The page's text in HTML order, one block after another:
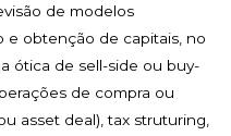
de modelos
e obtenção de capitais, no
ótica de sell-side ou buy-
de compra ou
asset deal), tax struturing,